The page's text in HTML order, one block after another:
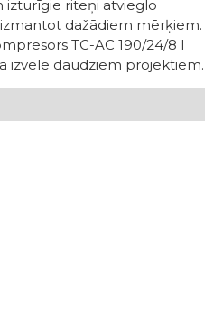
izturīgie riteņi atvieglo
dažādiem mērķiem.
TC-AC 190/24/8 I
izvēle daudziem projektiem.